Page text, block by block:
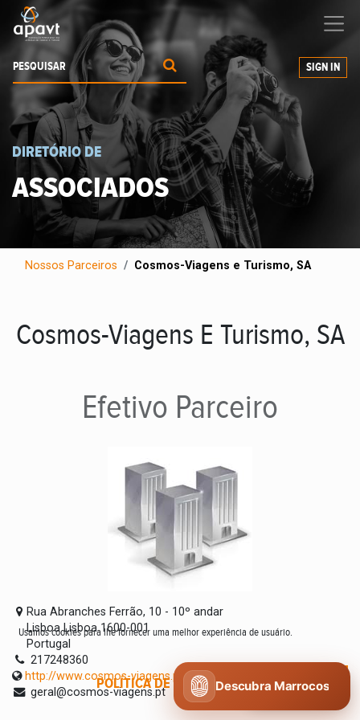
a expandir os seus negócios
SIGN IN
DIRETÓRIO DE
ASSOCIADOS
Nossos Parceiros Cosmos-Viagens e Turismo, SA
Cosmos-Viagens E Turismo, SA
Efetivo Parceiro
Rua Abranches Ferrão, 10 - 10º andar
Lisboa Lisboa 1600-001
Portugal
217248360
http://www.cosmos-viagens.pt
geral@cosmos-viagens.pt
Usamos cookies para lhe fornecer uma melhor experiência de usuário.
POLÍTICA DE COOKIES CONCORDO
Descubra Marrocos